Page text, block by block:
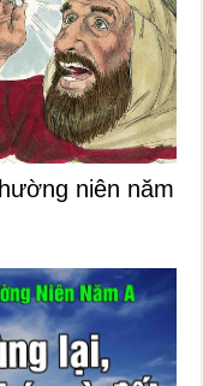
niên năm